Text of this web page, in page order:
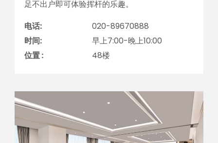
足不出户即可体验挥杆的乐趣。
电话:
020-89670888
时间:
早上7:00-晚上10:00
位置 :
48楼